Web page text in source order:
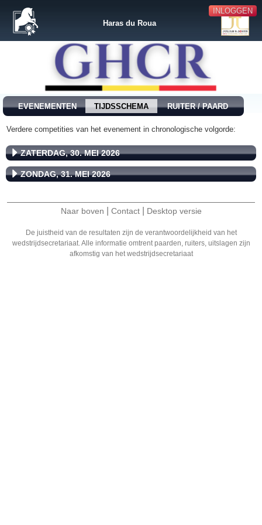
INLOGGEN
Haras du Roua
EVENEMENTEN TIJDSSCHEMA RUITER / PAARD
Verdere competities van het evenement in chronologische volgorde:
ZATERDAG, 30. MEI 2026
ZONDAG, 31. MEI 2026
Naar boven Contact Desktop versie
De juistheid van de resultaten zijn de verantwoordelijkheid van het
wedstrijdsecretariaat. Alle informatie omtrent paarden, ruiters, uitslagen zijn
afkomstig van het wedstrijdsecretariaat